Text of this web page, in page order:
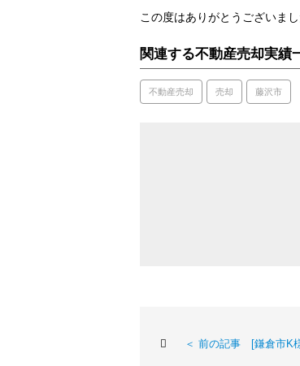
この度はありがとうございまし
関連する不動産売却実績
不動産売却 売却 藤沢市
＜ 前の記事 [鎌倉市K